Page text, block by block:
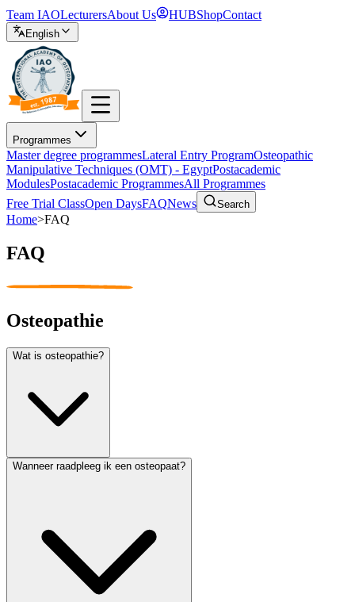
Team IAOLecturersAbout Us HUBShopContact
English
Programmes
Master degree programmesLateral Entry ProgramOsteopathic
Manipulative Techniques (OMT) - EgyptPostacademic
ModulesPostacademic ProgrammesAll Programmes
Free Trial ClassOpen DaysFAQNews Search
Home>FAQ
FAQ
Osteopathie
Wat is osteopathie?
Wanneer raadpleeg ik een osteopaat?